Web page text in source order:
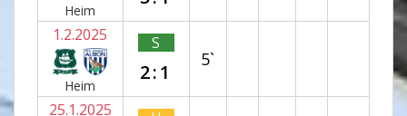
Heim
1.2.2025
Heim
S
2:1
5`
25.1.2025